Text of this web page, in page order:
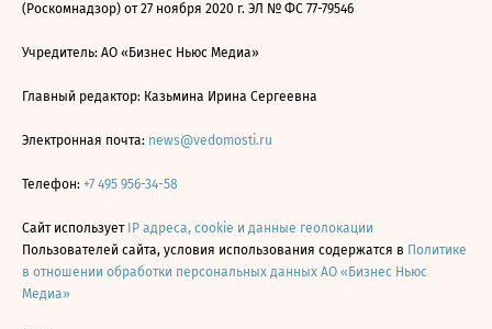
(Роскомнадзор) от 27 ноября 2020 г. ЭЛ № ФС 77-79546
Учредитель: АО «Бизнес Ньюс Медиа»
Главный редактор: Казьмина Ирина Сергеевна
Электронная почта: news@vedomosti.ru
Телефон: +7 495 956-34-58
Сайт использует IP адреса, cookie и данные геолокации
Пользователей сайта, условия использования содержатся в Политике
в отношении обработки персональных данных АО «Бизнес Ньюс
Медиа»